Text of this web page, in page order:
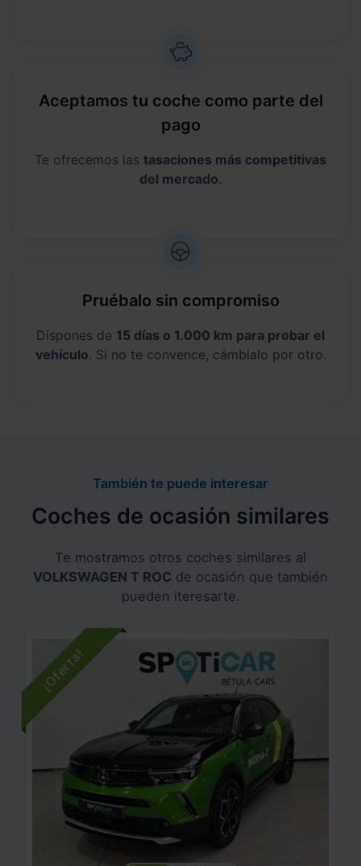
Aceptamos tu coche como parte del
pago
Te ofrecemos las tasaciones más competitivas
del mercado.
Pruébalo sin compromiso
Dispones de 15 días o 1.000 km para probar el
vehículo. Si no te convence, cámbialo por otro.
También te puede interesar
Coches de ocasión similares
Te mostramos otros coches similares al
VOLKSWAGEN T ROC de ocasión que también
pueden iteresarte.